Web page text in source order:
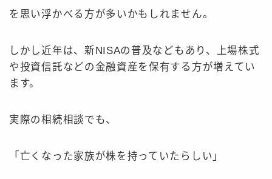
相談予約 Contact
Tel:0532-53-7087 平日9:00～18:00
を思い浮かべる方が多いかもしれません。
しかし近年は、新NISAの普及などもあり、上場株式
や投資信託などの金融資産を保有する方が増えてい
ます。
実際の相続相談でも、
「亡くなった家族が株を持っていたらしい」